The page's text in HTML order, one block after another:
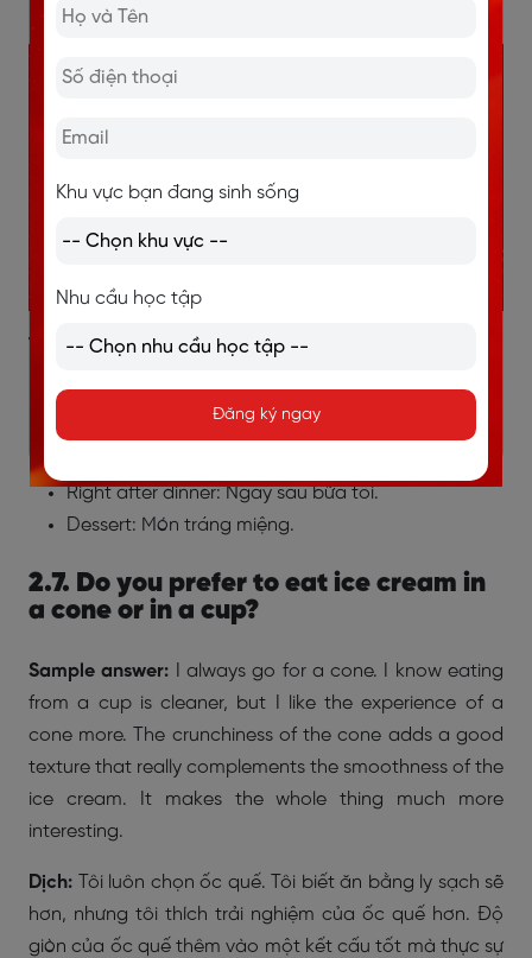
món tráng miệng nhỏ, ngọt ngào.
Từ vựng ghi điểm:
Without a doubt: Không nghi ngờ gì nữa (nhấn
Right after dinner: Ngay sau bữa tối.
Dessert: Món tráng miệng.
2.7. Do you prefer to eat ice cream in
a cone or in a cup?
Sample answer: I always go for a cone. I know eating
from a cup is cleaner, but I like the experience of a
cone more. The crunchiness of the cone adds a good
texture that really complements the smoothness of the
ice cream. It makes the whole thing much more
interesting.
Dịch:
Tôi luôn chọn ốc quế. Tôi biết ăn bằng ly sạch sẽ
hơn, nhưng tôi thích trải nghiệm của ốc quế hơn. Độ
giòn của ốc quế thêm vào một kết cấu tốt mà thực sự
Khu vực bạn đang sinh sống
Nhu cầu học tập
Đăng ký ngay